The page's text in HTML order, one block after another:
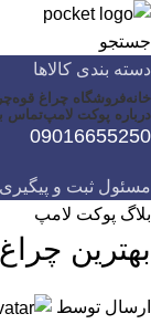
جستجو
دسته بندی کالاها
خانهفروشگاه چراغ قوه
درباره پوکت لامپتماس
09016655250
مسئول ثبت و
بلاگ پوکت لامپ
بهترین چراغ قوه
ارسال توسط